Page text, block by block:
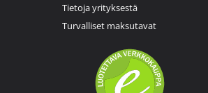
Tietoja yrityksestä
Turvalliset maksutavat